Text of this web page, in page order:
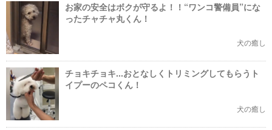
お家の安全はボクが守るよ！！“ワンコ警備員”にな
ったチャチャ丸くん！
犬の癒し
チョキチョキ...おとなしくトリミングしてもらうト
イプーのペコくん！
犬の癒し